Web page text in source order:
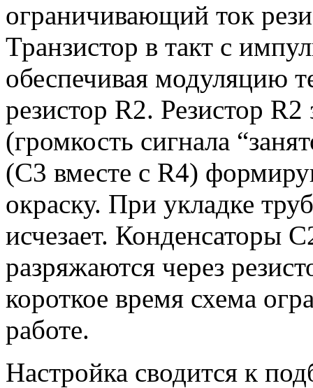
ограничивающий ток
Транзистор в такт с
обеспечивая модуляцию
резистор R2. Резистор
(громкость сигнала
(С3 вместе с R4)
окраску. При укладке
исчезает. Конденсаторы
разряжаются через
короткое время схема
работе.
Настройка сводится к